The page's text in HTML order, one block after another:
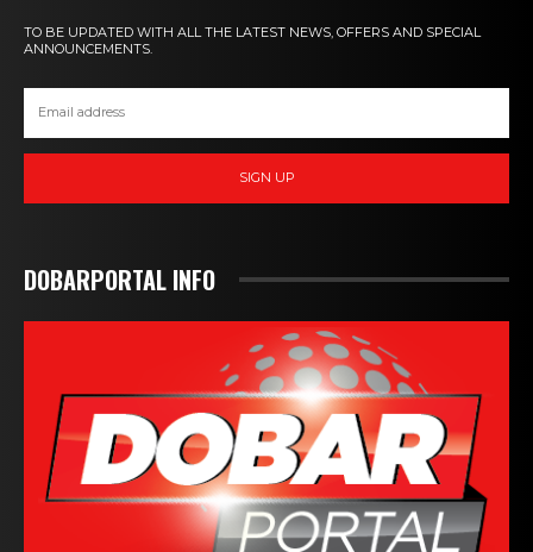
TO BE UPDATED WITH ALL THE LATEST NEWS, OFFERS AND SPECIAL
ANNOUNCEMENTS.
SIGN UP
DOBARPORTAL INFO